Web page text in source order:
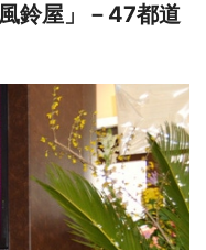
鈴屋」－47都道